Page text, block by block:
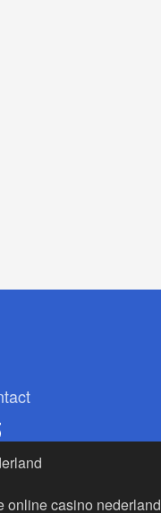
online casino nederland